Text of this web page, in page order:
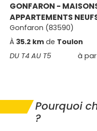
GONFARON -
APPARTEMENTS
Gonfaron (83590)
À 35.2 km de Toulon
DU T4 AU T5
à
Pourquoi
?